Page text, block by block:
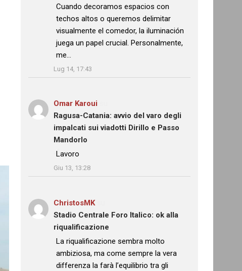
: “
Cuando decoramos espacios con
techos altos o queremos delimitar
visualmente el comedor, la iluminación
juega un papel crucial. Personalmente,
me…
Lug 14, 17:43
Omar Karoui
Ragusa-Catania: avvio del varo degli
impalcati sui viadotti Dirillo e Passo
Mandorlo
: “Lavoro
Giu 13, 13:28
ChristosMKsu
Stadio Centrale Foro Italico: ok alla
riqualificazione
: “La riqualificazione sembra molto
ambiziosa, ma come sempre la vera
differenza la farà l’equilibrio tra gli